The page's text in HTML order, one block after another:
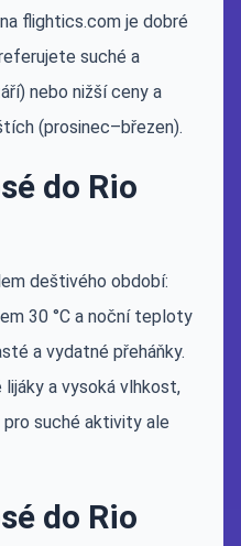
flightics.com je dobré
suché a
nebo nižší ceny a
(prosinec–březen).
do Rio
deštivého období:
30 °C a noční teploty
a vydatné přeháňky.
a vysoká vlhkost,
pro suché aktivity ale
do Rio